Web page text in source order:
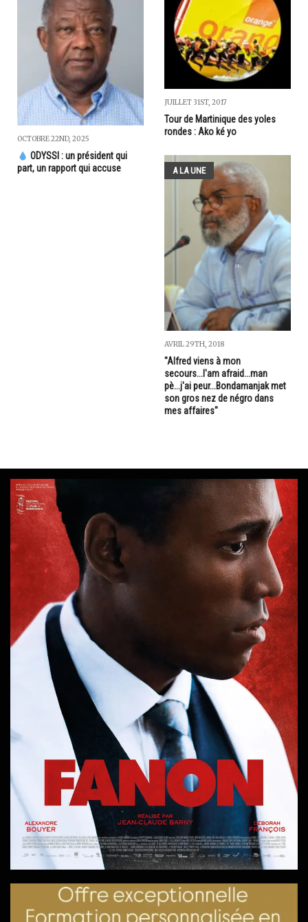
OCTOBRE 22ND, 2025
ODYSSI : un président qui
part, un rapport qui accuse
JUILLET 31ST, 2017
Tour de Martinique des yoles
rondes : Ako ké yo
A LA UNE
AVRIL 29TH, 2018
"Alfred viens à mon
secours...I'am afraid...man
pè...j'ai peur...Bondamanjak met
son gros nez de négro dans
mes affaires"